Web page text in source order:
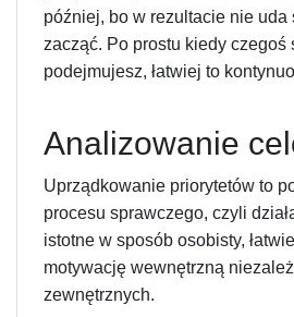
później, bo w rezultacie nie uda
zacząć. Po prostu kiedy czegoś
podejmujesz, łatwiej to
Analizowanie
Uprządkowanie priorytetów to
procesu sprawczego, czyli
istotne w sposób osobisty,
motywację wewnętrzną
zewnętrznych.